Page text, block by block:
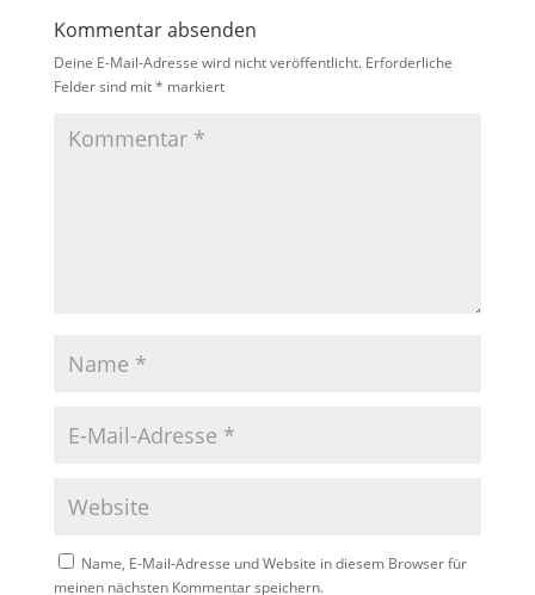
Kommentar absenden
Deine E-Mail-Adresse wird nicht veröffentlicht. Erforderliche
Felder sind mit* markiert
Name, E-Mail-Adresse und Website in diesem Browser für
meinen nächsten Kommentar speichern.